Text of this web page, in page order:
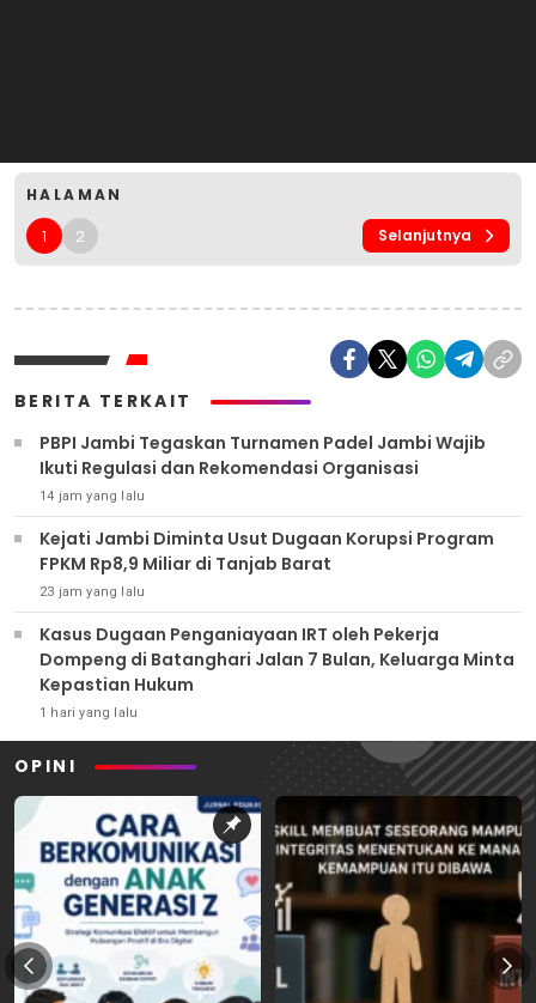
HALAMAN
1 2 Selanjutnya
BERITA TERKAIT
PBPI Jambi Tegaskan Turnamen Padel Jambi Wajib
Ikuti Regulasi dan Rekomendasi Organisasi
14 jam yang lalu
Kejati Jambi Diminta Usut Dugaan Korupsi Program
FPKM Rp8,9 Miliar di Tanjab Barat
23 jam yang lalu
Kasus Dugaan Penganiayaan IRT oleh Pekerja
Dompeng di Batanghari Jalan 7 Bulan, Keluarga Minta
Kepastian Hukum
1 hari yang lalu
OPINI